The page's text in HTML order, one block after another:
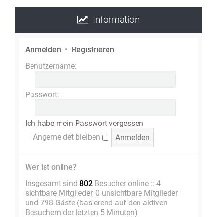
Information
Anmelden • Registrieren
Benutzername:
Passwort:
Ich habe mein Passwort vergessen
Angemeldet bleiben
Wer ist online?
Insgesamt sind 802 Besucher online :: 4
sichtbare Mitglieder, 0 unsichtbare Mitglieder
und 798 Gäste (basierend auf den aktiven
Besuchern der letzten 5 Minuten)